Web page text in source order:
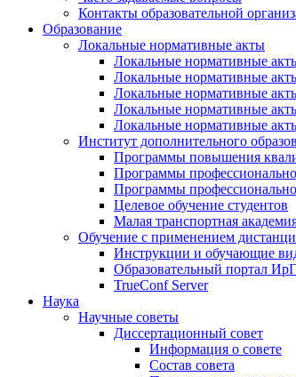
Контакты образовательной
Образование
Локальные нормативные акты
Локальные нормативные
Локальные нормативные
Локальные нормативные
Локальные нормативные
Локальные нормативные
Институт дополнительного
Программы повышения
Программы
Программы
Целевое обучение студентов
Малая транспортная
Обучение с применением
Инструкции и обучающие
Образовательный портал
TrueConf Server
Наука
Научные советы
Диссертационный совет
Информация о совете
Состав совета